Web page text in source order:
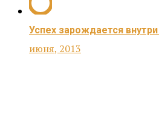
Успех зарождается
июня, 2013